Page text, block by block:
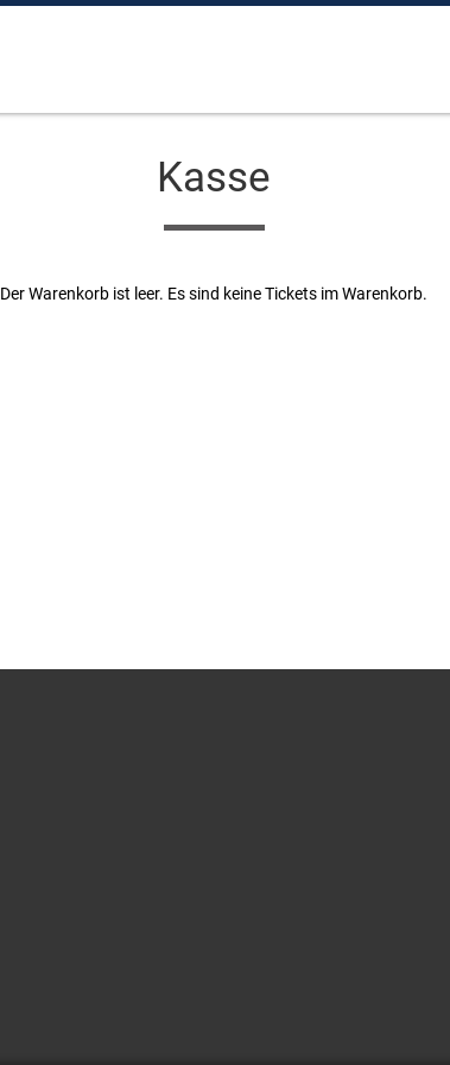
Kasse
Der Warenkorb ist leer. Es sind keine Tickets im Warenkorb.